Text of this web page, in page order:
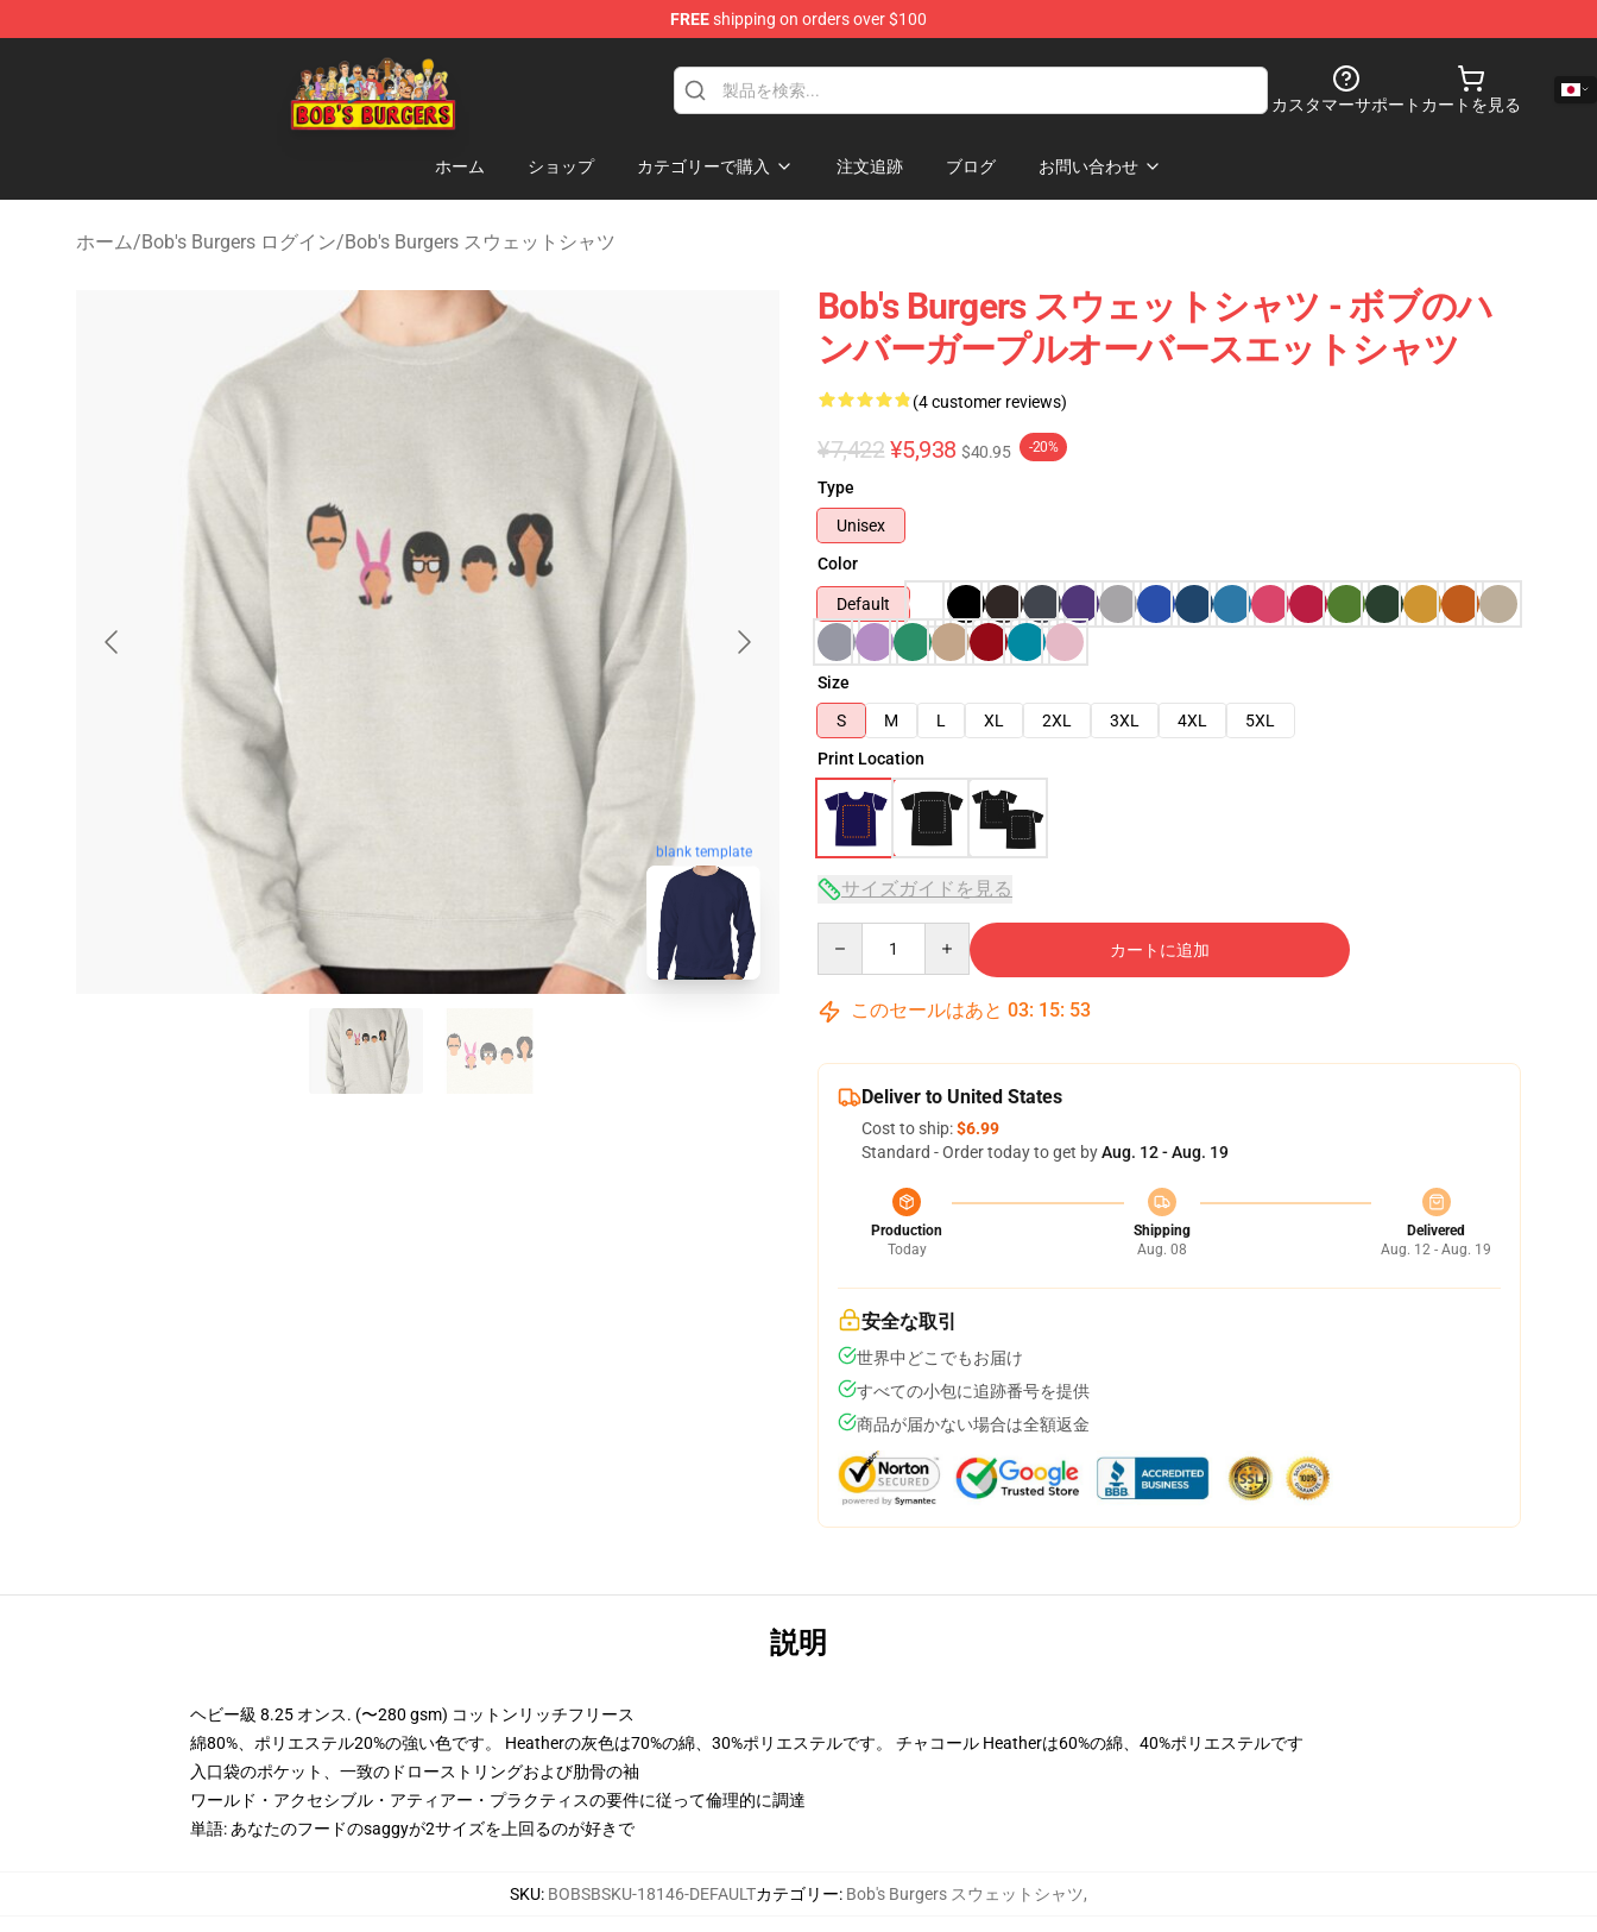
FREEshipping on orders over $100
Bob's Burgers Store - Official Bob's Burgers Merchandise Shop
カスタマーサポート カートを見る
ホーム ショップ カテゴリーで購入 注文追跡 ブログ お問い合わせ
ホーム/Bob's Burgers ログイン/Bob's Burgers スウェットシャツ
blank template
Bob's Burgers スウェットシャツ - ボブのハ
ンバーガープルオーバースエットシャツ
(4 customer reviews)
¥7,422 ¥5,938 $40.95 -20%
Type
Unisex
Color
Default
Size
S
M L XL 2XL 3XL 4XL
5XL
Print Location
サイズガイドを見る
カートに追加
このセールはあと 03: 15: 52
Deliver to United States
Cost to ship:$6.99
Standard - Order today to get byAug. 12 - Aug. 19
Production
Today
Shipping
Aug. 08
Delivered
Aug. 12 - Aug. 19
安全な取引
世界中どこでもお届け
すべての小包に追跡番号を提供
商品が届かない場合は全額返金
説明
ヘビー級 8.25 オンス. (〜280 gsm) コットンリッチフリース
綿80%、ポリエステル20%の強い色です。 Heatherの灰色は70%の綿、30%ポリエステルです。 チャコール Heatherは60%の綿、40%ポリエステルです
入口袋のポケット、一致のドローストリングおよび肋骨の袖
ワールド・アクセシブル・アティアー・プラクティスの要件に従って倫理的に調達
単語: あなたのフードのsaggyが2サイズを上回るのが好きで
SKU: BOBSBSKU-18146-DEFAULTカテゴリー: Bob's Burgers スウェットシャツ,